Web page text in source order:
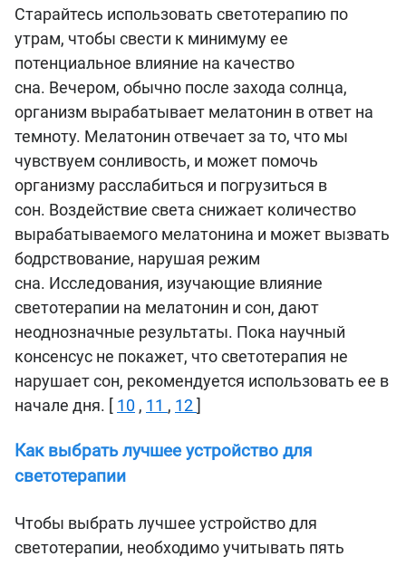
Старайтесь использовать светотерапию по
утрам, чтобы свести к минимуму ее
потенциальное влияние на качество
сна. Вечером, обычно после захода солнца,
организм вырабатывает мелатонин в ответ на
темноту. Мелатонин отвечает за то, что мы
чувствуем сонливость, и может помочь
организму расслабиться и погрузиться в
сон. Воздействие света снижает количество
вырабатываемого мелатонина и может вызвать
бодрствование, нарушая режим
сна. Исследования, изучающие влияние
светотерапии на мелатонин и сон, дают
неоднозначные результаты. Пока научный
консенсус не покажет, что светотерапия не
нарушает сон, рекомендуется использовать ее в
начале дня. [ 10 , 11 , 12]
Как выбрать лучшее устройство для
светотерапии
Чтобы выбрать лучшее устройство для
светотерапии, необходимо учитывать пять